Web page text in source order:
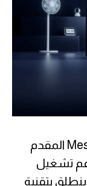
يتميز جهاز راوتر Mesh System AX3000 المقدم
تشغيل
بتقنية